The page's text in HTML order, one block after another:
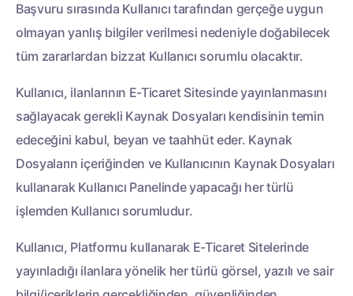
Başvuru sırasında Kullanıcı tarafından gerçeğe uygun
olmayan yanlış bilgiler verilmesi nedeniyle doğabilecek
tüm zararlardan bizzat Kullanıcı sorumlu olacaktır.
Kullanıcı, ilanlarının E-Ticaret Sitesinde yayınlanmasını
sağlayacak gerekli Kaynak Dosyaları kendisinin temin
edeceğini kabul, beyan ve taahhüt eder. Kaynak
Dosyaların içeriğinden ve Kullanıcının Kaynak Dosyaları
kullanarak Kullanıcı Panelinde yapacağı her türlü
işlemden Kullanıcı sorumludur.
Kullanıcı, Platformu kullanarak E-Ticaret Sitelerinde
yayınladığı ilanlara yönelik her türlü görsel, yazılı ve sair